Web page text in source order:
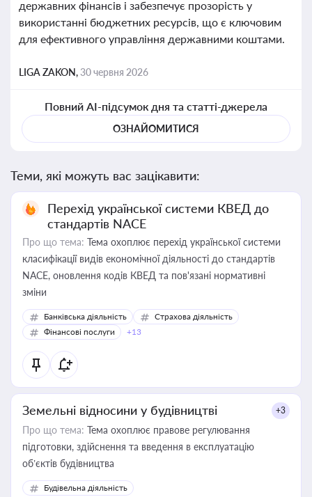
державних фінансів і забезпечує прозорість у
використанні бюджетних ресурсів, що є ключовим
для ефективного управління державними коштами.
LIGA ZAKON,30 червня 2026
Повний AI-підсумок дня та статті-джерела
ОЗНАЙОМИТИСЯ
Теми, які можуть вас зацікавити:
Перехід української системи КВЕД до
стандартів NACE
Про що тема: Тема охоплює перехід української системи
класифікації видів економічної діяльності до стандартів
NACE, оновлення кодів КВЕД та пов'язані нормативні
зміни
Банківська діяльність
Страхова діяльність
Фінансові послуги
+13
Земельні відносини у будівництві +3
Про що тема: Тема охоплює правове регулювання
підготовки, здійснення та введення в експлуатацію
об’єктів будівництва
Будівельна діяльність